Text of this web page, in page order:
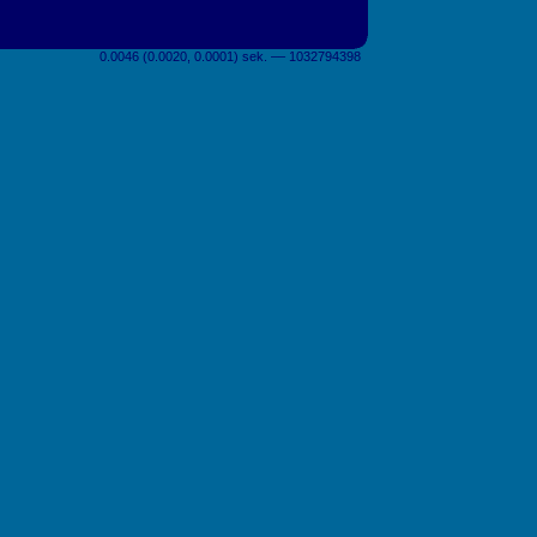
0.0046 (0.0020, 0.0001) sek. –– 1032794398